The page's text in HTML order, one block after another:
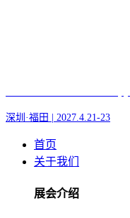
深圳·福田 | 2027.4.21-23
首页
关于我们
展会介绍